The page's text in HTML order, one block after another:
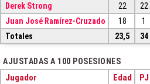
Derek Strong
22 22
Juan José Ramírez-Cruzado
18 1
Totales
23,5 34
AJUSTADAS A 100 POSESIONES
Jugador Edad PJ